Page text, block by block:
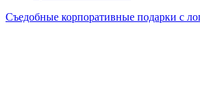
Съедобные корпоративные подарки с